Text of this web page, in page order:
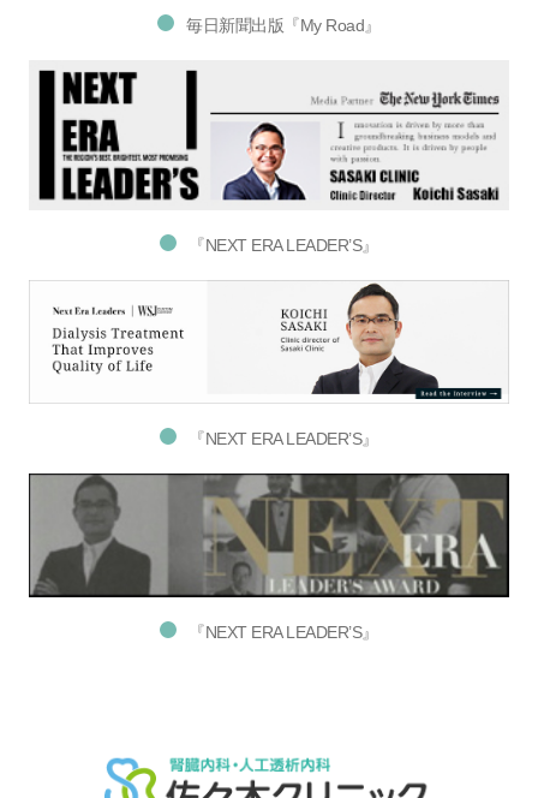
毎日新聞出版『My Road』
『NEXT ERA LEADER’S』
『NEXT ERA LEADER’S』
『NEXT ERA LEADER’S』